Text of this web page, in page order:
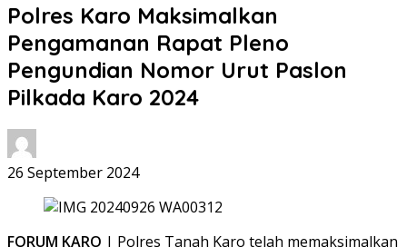
Polres Karo Maksimalkan
Pengamanan Rapat Pleno
Pengundian Nomor Urut Paslon
Pilkada Karo 2024
26 September 2024
FORUM KARO | Polres Tanah Karo telah memaksimalkan